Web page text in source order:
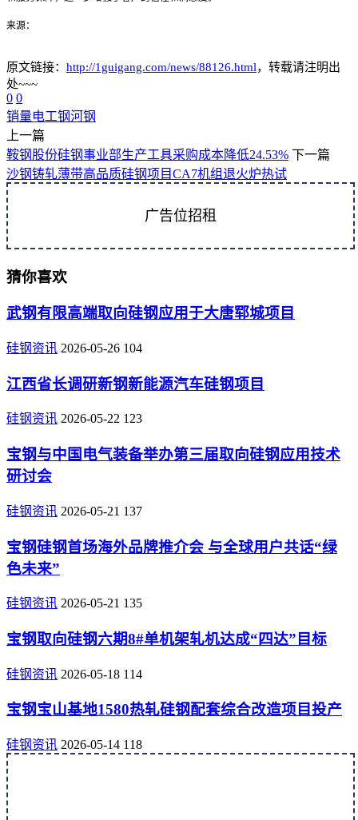
来源：
原文链接： http://1guigang.com/news/88126.html，转载请注明出
处~~~
0 0
销量电工钢河钢
上一篇
鞍钢股份硅钢事业部生产工具采购成本降低24.53% 下一篇
沙钢铸轧薄带高品质硅钢项目CA7机组退火炉热试
广告位招租
猜你喜欢
武钢有限高端取向硅钢应用于大唐郓城项目
硅钢资讯 2026-05-26 104
江西省长调研新钢新能源汽车硅钢项目
硅钢资讯 2026-05-22 123
宝钢与中国电气装备举办第三届取向硅钢应用技术
研讨会
硅钢资讯 2026-05-21 137
宝钢硅钢首场海外品牌推介会 与全球用户共话“绿
色未来”
硅钢资讯 2026-05-21 135
宝钢取向硅钢六期8#单机架轧机达成“四达”目标
硅钢资讯 2026-05-18 114
宝钢宝山基地1580热轧硅钢配套综合改造项目投产
硅钢资讯 2026-05-14 118